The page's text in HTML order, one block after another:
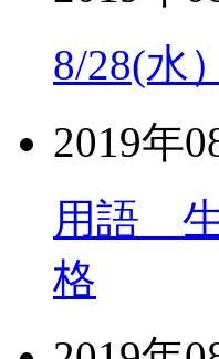
8/28(水
2019年
用語 生
格